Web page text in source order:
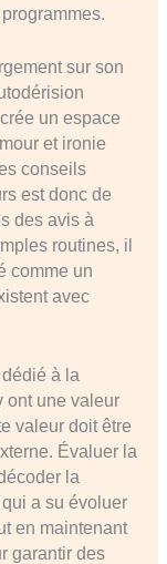
sur son
un espace
et ironie
conseils
est donc de
des avis à
routines, il
comme un
avec
à la
ont une valeur
valeur doit être
Évaluer la
la
a su évoluer
en maintenant
garantir des